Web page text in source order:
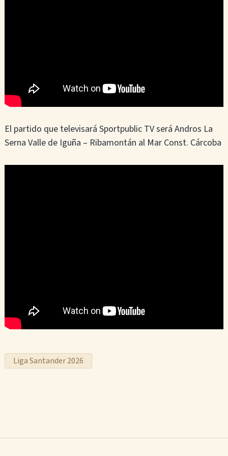
El partido que televisará Sportpublic TV será Andros La
Serna Valle de Iguña – Ribamontán al Mar Const. Cárcoba
Liga Santander 2026